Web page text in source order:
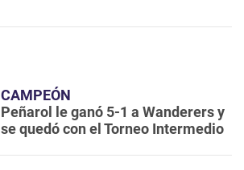
CAMPEÓN
Peñarol le ganó 5-1 a Wanderers y
se quedó con el Torneo Intermedio